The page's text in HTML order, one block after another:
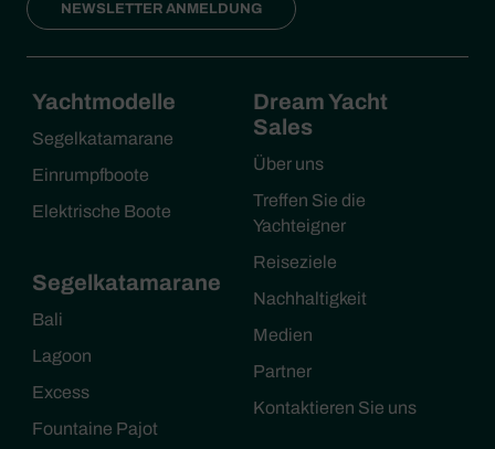
NEWSLETTER ANMELDUNG
Yachtmodelle
Segelkatamarane
Einrumpfboote
Elektrische Boote
Segelkatamarane
Bali
Lagoon
Excess
Fountaine Pajot
Dream Yacht
Sales
Über uns
Treffen Sie die
Yachteigner
Reiseziele
Nachhaltigkeit
Medien
Partner
Kontaktieren Sie uns